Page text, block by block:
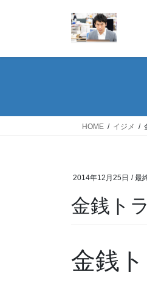
HOME イジメ
2014年12月25日 / 最
金銭ト
金銭